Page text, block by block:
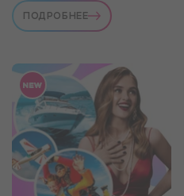
ПОДРОБНЕЕ